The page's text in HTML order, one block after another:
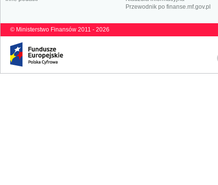
Przewodnik po finanse.mf.gov.pl
© Ministerstwo Finansów 2011 - 2026